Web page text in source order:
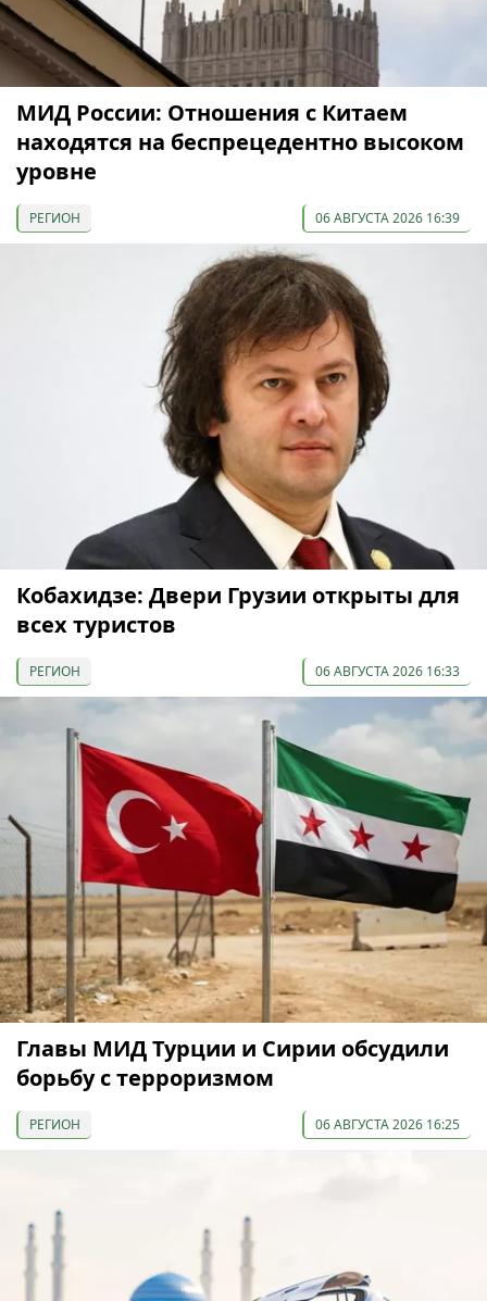
МИД России: Отношения с Китаем
находятся на беспрецедентно высоком
уровне
РЕГИОН 06 АВГУСТА 2026 16:39
Кобахидзе: Двери Грузии открыты для
всех туристов
РЕГИОН 06 АВГУСТА 2026 16:33
Главы МИД Турции и Сирии обсудили
борьбу с терроризмом
РЕГИОН 06 АВГУСТА 2026 16:25